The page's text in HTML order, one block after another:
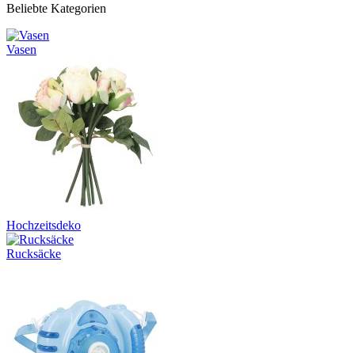
Beliebte Kategorien
Vasen
Hochzeitsdeko
Rucksäcke